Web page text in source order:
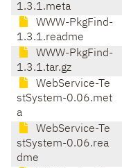
1.3.1.meta
WWW-PkgFind-
1.3.1.readme
WWW-PkgFind-
1.3.1.tar.gz
WebService-Te
stSystem-0.06.met
a
WebService-Te
stSystem-0.06.rea
dme